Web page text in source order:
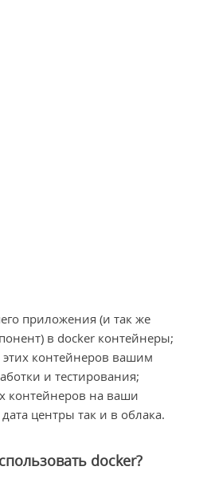
приложения (и так же
в docker контейнеры;
этих контейнеров вашим
и тестирования;
контейнеров на ваши
центры так и в облака.
docker?